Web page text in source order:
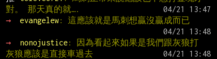
對。 那天真的就….
→
evangelew: 這應該就是馬刺想贏沒贏成而已
→
nonojustice : 因為看起來如果是我們跟灰狼打
灰狼應該是直接車過去